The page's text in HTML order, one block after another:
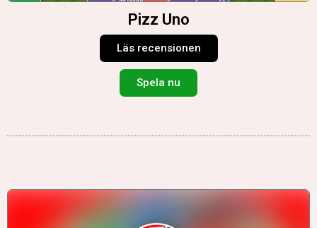
Pizz Uno
Läs recensionen
Spela nu